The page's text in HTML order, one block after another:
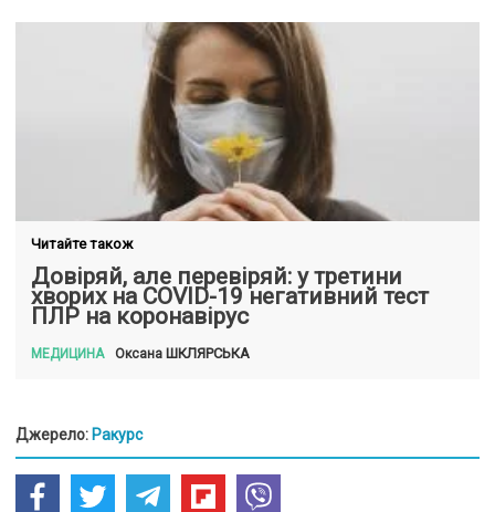
Читайте також
Довіряй, але перевіряй: у третини
хворих на COVID-19 негативний тест
ПЛР на коронавірус
МЕДИЦИНА Оксана ШКЛЯРСЬКА
Джерело: Ракурс